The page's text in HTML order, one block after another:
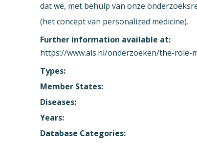
dat we, met behulp van onze
(het concept van personalized medicine).
Further information available at:
https://www.als.nl/onderzoeken/the-
Types:
Member States:
Diseases:
Years:
Database Categories: